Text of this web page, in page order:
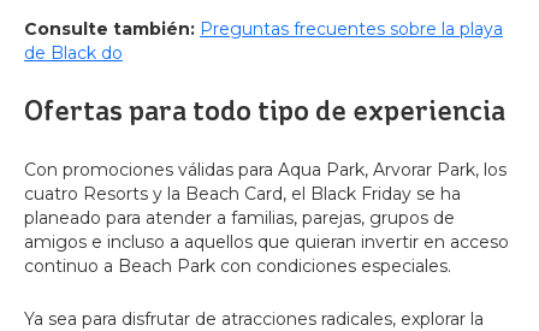
Consulte también: Preguntas frecuentes sobre la playa
de Black do
Ofertas para todo tipo de experiencia
Con promociones válidas para Aqua Park, Arvorar Park, los
cuatro Resorts y la Beach Card, el Black Friday se ha
planeado para atender a familias, parejas, grupos de
amigos e incluso a aquellos que quieran invertir en acceso
continuo a Beach Park con condiciones especiales.
Ya sea para disfrutar de atracciones radicales, explorar la